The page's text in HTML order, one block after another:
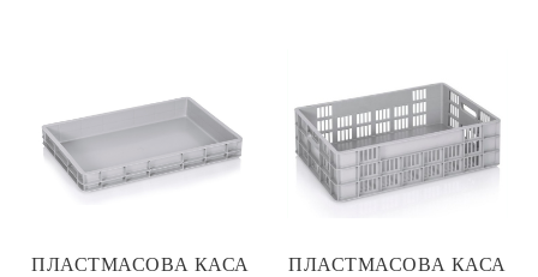
ПЛАСТМАСОВА КАСА
ПЛАСТМАСОВА КАСА